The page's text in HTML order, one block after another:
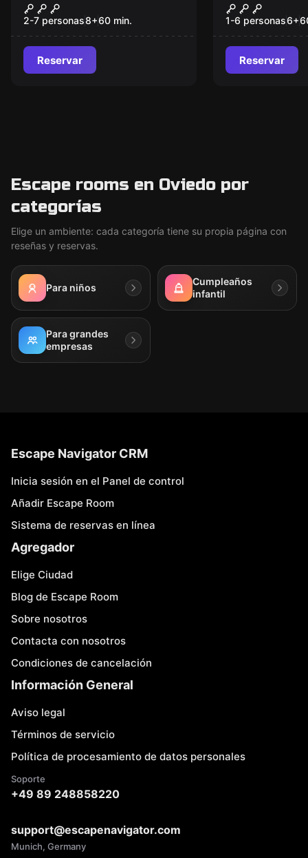
Dia de la Infamia
2-7 personas8+60 min.
Reservar
Salas de
1-6 personas6+
Reservar
Escape rooms en Oviedo por
categorías
Elige un ambiente: cada categoría tiene su propia página con
reseñas y reservas.
Para niños
Cumpleaños
infantil
Para grandes
empresas
Escape Navigator CRM
Inicia sesión en el Panel de control
Añadir Escape Room
Sistema de reservas en línea
Agregador
Elige Ciudad
Blog de Escape Room
Sobre nosotros
Contacta con nosotros
Condiciones de cancelación
Información General
Aviso legal
Términos de servicio
Política de procesamiento de datos personales
Soporte
+49 89 248858220
support@escapenavigator.com
Munich, Germany